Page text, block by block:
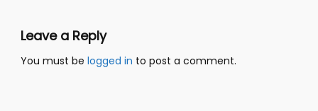
Leave a Reply
You must be logged in to post a comment.